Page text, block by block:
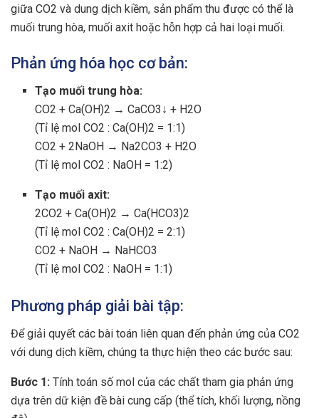
giữa CO2 và dung dịch kiềm, sản phẩm thu được có thể là
muối trung hòa, muối axit hoặc hỗn hợp cả hai loại muối.
Phản ứng hóa học cơ bản:
Tạo muối trung hòa:
CO2 + Ca(OH)2 → CaCO3↓ + H2O
(Tỉ lệ mol CO2 : Ca(OH)2 = 1:1)
CO2 + 2NaOH → Na2CO3 + H2O
(Tỉ lệ mol CO2 : NaOH = 1:2)
Tạo muối axit:
2CO2 + Ca(OH)2 → Ca(HCO3)2
(Tỉ lệ mol CO2 : Ca(OH)2 = 2:1)
CO2 + NaOH → NaHCO3
(Tỉ lệ mol CO2 : NaOH = 1:1)
Phương pháp giải bài tập:
Để giải quyết các bài toán liên quan đến phản ứng của CO2
với dung dịch kiềm, chúng ta thực hiện theo các bước sau:
Bước 1: Tính toán số mol của các chất tham gia phản ứng
dựa trên dữ kiện đề bài cung cấp (thể tích, khối lượng, nồng